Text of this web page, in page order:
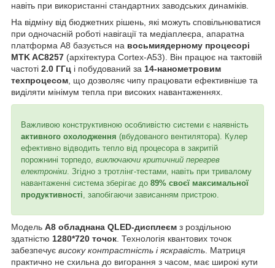
навіть при використанні стандартних заводських динаміків.
На відміну від бюджетних рішень, які можуть сповільнюватися
при одночасній роботі навігації та медіаплеєра, апаратна
платформа А8 базується на восьмиядерному процесорі
MTK AC8257 (архітектура Cortex-A53). Він працює на тактовій
частоті 2.0 ГГц і побудований за 14-нанометровим
техпроцесом, що дозволяє чипу працювати ефективніше та
виділяти мінімум тепла при високих навантаженнях.
Важливою конструктивною особливістю системи є наявність
активного охолодження (вбудованого вентилятора). Кулер
ефективно відводить тепло від процесора в закритій
порожнині торпедо, виключаючи критичний перегрев
електроніки. Згідно з тротлінг-тестами, навіть при тривалому
навантаженні система зберігає до 89% своєї максимальної
продуктивності, запобігаючи зависанням пристрою.
Модель А8 обладнана QLED-дисплеєм з роздільною
здатністю 1280*720 точок. Технологія квантових точок
забезпечує високу контрастність і яскравість. Матриця
практично не схильна до вигорання з часом, має широкі кути